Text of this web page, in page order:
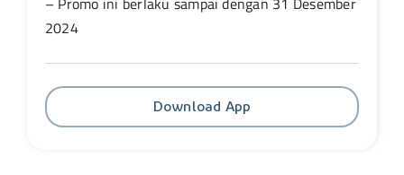
2024
Download App